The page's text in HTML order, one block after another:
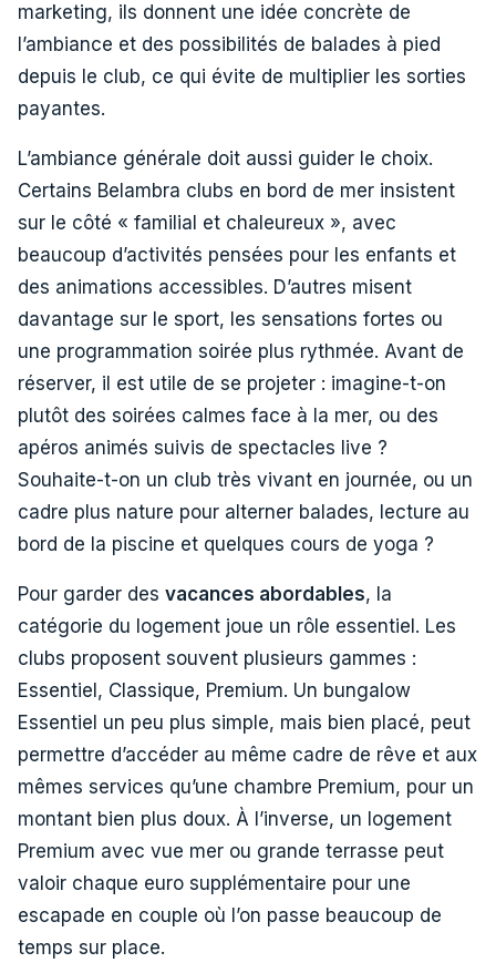
marketing, ils donnent une idée concrète de
l’ambiance et des possibilités de balades à pied
depuis le club, ce qui évite de multiplier les sorties
payantes.
L’ambiance générale doit aussi guider le choix.
Certains Belambra clubs en bord de mer insistent
sur le côté « familial et chaleureux », avec
beaucoup d’activités pensées pour les enfants et
des animations accessibles. D’autres misent
davantage sur le sport, les sensations fortes ou
une programmation soirée plus rythmée. Avant de
réserver, il est utile de se projeter : imagine-t-on
plutôt des soirées calmes face à la mer, ou des
apéros animés suivis de spectacles live ?
Souhaite-t-on un club très vivant en journée, ou un
cadre plus nature pour alterner balades, lecture au
bord de la piscine et quelques cours de yoga ?
Pour garder des vacances abordables, la
catégorie du logement joue un rôle essentiel. Les
clubs proposent souvent plusieurs gammes :
Essentiel, Classique, Premium. Un bungalow
Essentiel un peu plus simple, mais bien placé, peut
permettre d’accéder au même cadre de rêve et aux
mêmes services qu’une chambre Premium, pour un
montant bien plus doux. À l’inverse, un logement
Premium avec vue mer ou grande terrasse peut
valoir chaque euro supplémentaire pour une
escapade en couple où l’on passe beaucoup de
temps sur place.